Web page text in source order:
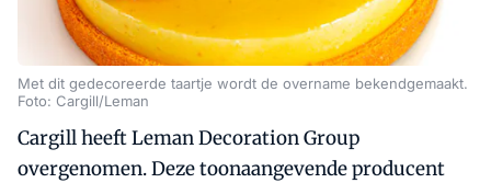
Met dit gedecoreerde taartje wordt de overname bekendgemaakt.
Foto: Cargill/Leman
Cargill heeft Leman Decoration Group
overgenomen. Deze toonaangevende producent